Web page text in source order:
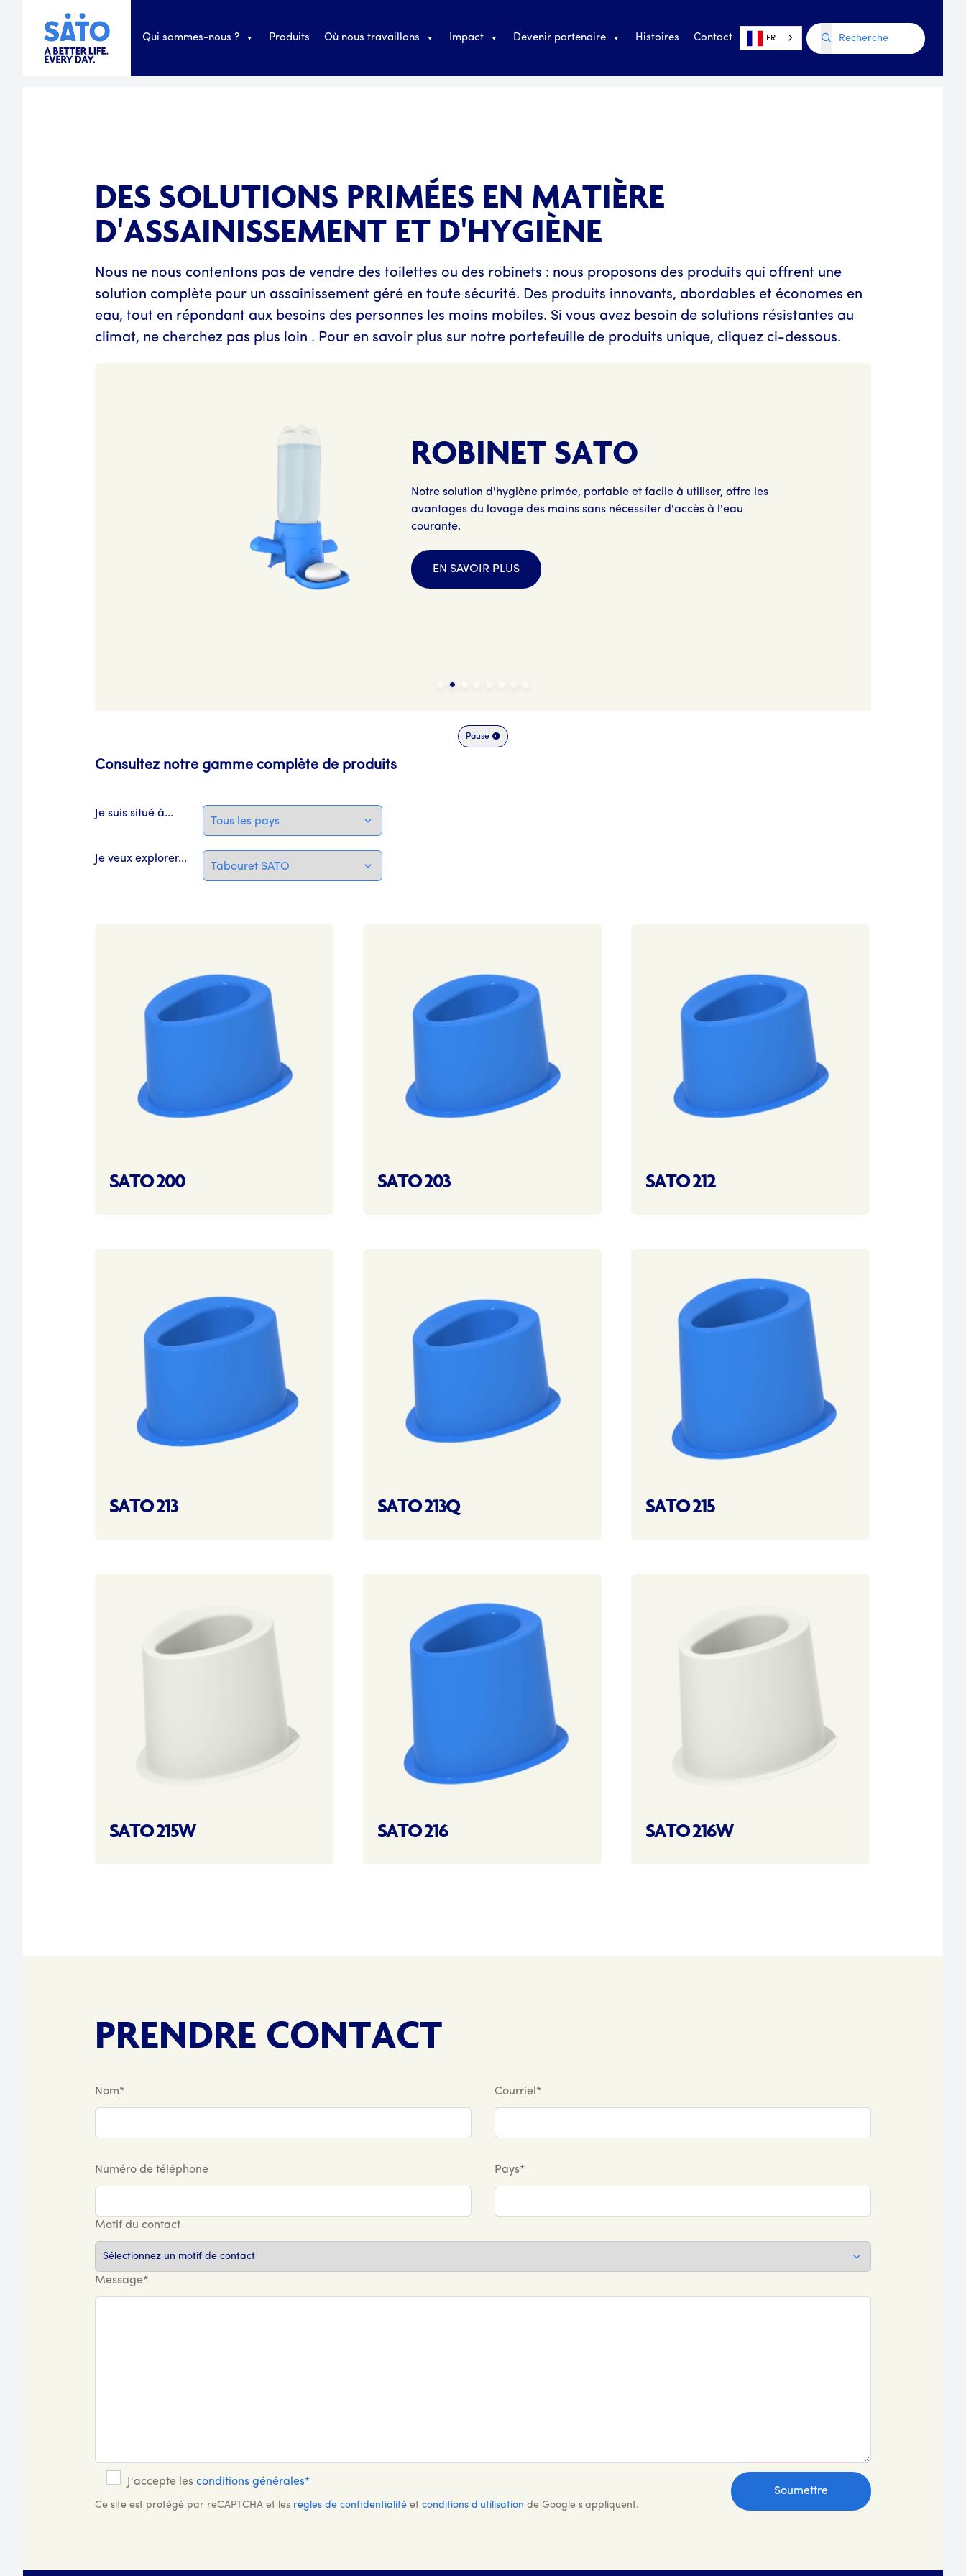
Qui sommes-nous ? Produits Où nous travaillons Impact Devenir partenaire Histoires Contact FR
DES SOLUTIONS PRIMÉES EN MATIÈRE
D'ASSAINISSEMENT ET D'HYGIÈNE
Nous ne nous contentons pas de vendre des toilettes ou des robinets : nous proposons des produits qui offrent une
solution complète pour un assainissement géré en toute sécurité. Des produits innovants, abordables et économes en
eau, tout en répondant aux besoins des personnes les moins mobiles. Si vous avez besoin de solutions résistantes au
climat, ne cherchez pas plus loin . Pour en savoir plus sur notre portefeuille de produits unique, cliquez ci-dessous.
ROBINET SATO
Notre solution d'hygiène primée, portable et facile à utiliser, offre les
avantages du lavage des mains sans nécessiter d'accès à l'eau
courante.
EN SAVOIR PLUS
Pause
Consultez notre gamme complète de produits
Je suis situé à...
Je veux explorer...
SATO 200 SATO 203 SATO 212
SATO 213 SATO 213Q SATO 215
SATO 215W SATO 216 SATO 216W
PRENDRE CONTACT
Nom* Courriel*
Numéro de téléphone Pays*
Motif du contact
Message*
J'accepte les conditions générales*
Ce site est protégé par reCAPTCHA et les règles de confidentialité et conditions d'utilisation de Google s'appliquent.